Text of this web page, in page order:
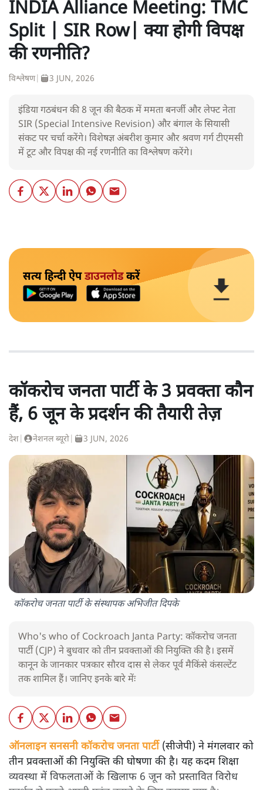
INDIA Alliance Meeting: TMC
Split | SIR Row| क्या होगी विपक्ष
की रणनीति?
विश्लेषण| 3 JUN, 2026
इंडिया गठबंधन की 8 जून की बैठक में ममता बनर्जी और लेफ्ट नेता
SIR (Special Intensive Revision) और बंगाल के सियासी
संकट पर चर्चा करेंगे। विशेषज्ञ अंबरीश कुमार और श्रवण गर्ग टीएमसी
में टूट और विपक्ष की नई रणनीति का विश्लेषण करेंगे।
सत्य हिन्दी ऐपडाउनलोडकरें
कॉकरोच जनता पार्टी के 3 प्रवक्ता कौन
हैं, 6 जून के प्रदर्शन की तैयारी तेज़
देश नेशनल ब्यूरो 3 JUN, 2026
कॉकरोच जनता पार्टी के संस्थापक अभिजीत दिपके
Who's who of Cockroach Janta Party: कॉकरोच जनता
पार्टी (CJP) ने बुधवार को तीन प्रवक्ताओं की नियुक्ति की है। इसमें
कानून के जानकार पत्रकार सौरव दास से लेकर पूर्व मैकिंसे कंसल्टेंट
तक शामिल हैं। जानिए इनके बारे मेंः
ऑनलाइन सनसनी कॉकरोच जनता पार्टी(सीजेपी) ने मंगलवार को
तीन प्रवक्ताओं की नियुक्ति की घोषणा की है। यह कदम शिक्षा
व्यवस्था में विफलताओं के खिलाफ 6 जून को प्रस्तावित विरोध